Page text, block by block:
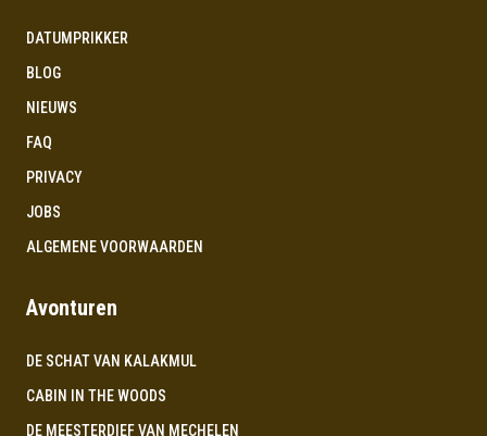
DATUMPRIKKER
BLOG
NIEUWS
FAQ
PRIVACY
JOBS
ALGEMENE VOORWAARDEN
Avonturen
DE SCHAT VAN KALAKMUL
CABIN IN THE WOODS
DE MEESTERDIEF VAN MECHELEN